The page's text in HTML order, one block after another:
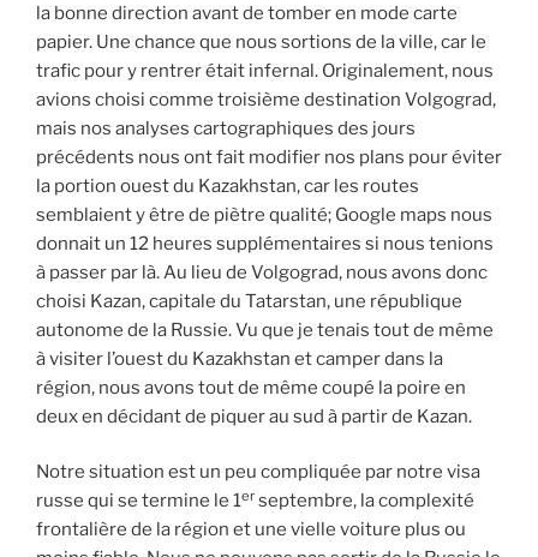
la bonne direction avant de tomber en mode carte
papier. Une chance que nous sortions de la ville, car le
trafic pour y rentrer était infernal. Originalement, nous
avions choisi comme troisième destination Volgograd,
mais nos analyses cartographiques des jours
précédents nous ont fait modifier nos plans pour éviter
la portion ouest du Kazakhstan, car les routes
semblaient y être de piètre qualité; Google maps nous
donnait un 12 heures supplémentaires si nous tenions
à passer par là. Au lieu de Volgograd, nous avons donc
choisi Kazan, capitale du Tatarstan, une république
autonome de la Russie. Vu que je tenais tout de même
à visiter l’ouest du Kazakhstan et camper dans la
région, nous avons tout de même coupé la poire en
deux en décidant de piquer au sud à partir de Kazan.
Notre situation est un peu compliquée par notre visa
russe qui se termine le 1er septembre, la complexité
frontalière de la région et une vielle voiture plus ou